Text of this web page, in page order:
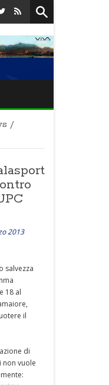
/
2013
salvezza
18 al
il
di
non vuole